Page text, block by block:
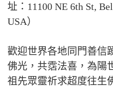
址：11100 NE 6th St,
USA）
歡迎世界各地同門善信
佛光，共霑法喜，為陽
祖先眾靈祈求超度往生